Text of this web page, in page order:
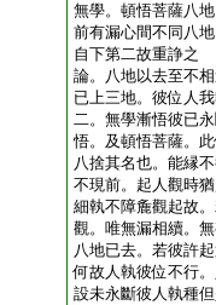
無學。頓悟菩薩八
前有漏心間不同八
自下第二故重諍之
論。八地以去至不
已上三地。彼位人
二。無學漸悟彼已
悟。及頓悟菩薩。
八捨其名也。能縁
不現前。起人觀時
細執不障麁觀起故
觀。唯無漏相續。
八地已去。若彼許
何故人執彼位不行
設未永斷彼人執種